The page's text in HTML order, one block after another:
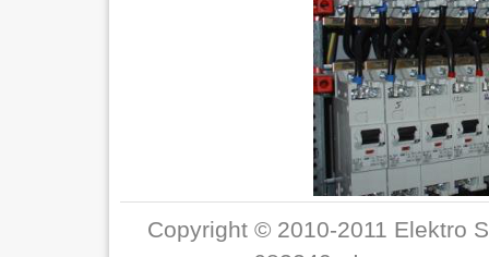
Copyright © 2010-2011 Elektro